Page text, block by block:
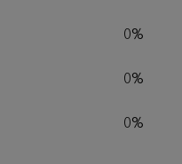
0%
0%
0%